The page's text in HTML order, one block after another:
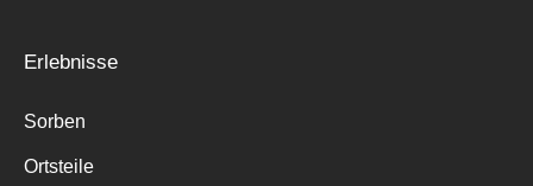
Erlebnisse
Sorben
Ortsteile